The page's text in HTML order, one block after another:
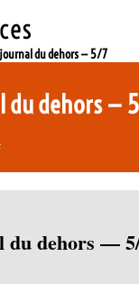
du dehors — 5/7
du dehors —
du dehors —